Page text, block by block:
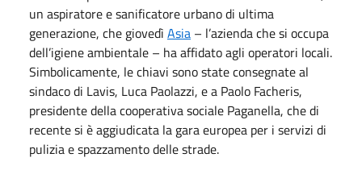
un aspiratore e sanificatore urbano di ultima
generazione, che giovedì Asia – l’azienda che si occupa
dell’igiene ambientale – ha affidato agli operatori locali.
Simbolicamente, le chiavi sono state consegnate al
sindaco di Lavis, Luca Paolazzi, e a Paolo Facheris,
presidente della cooperativa sociale Paganella, che di
recente si è aggiudicata la gara europea per i servizi di
pulizia e spazzamento delle strade.